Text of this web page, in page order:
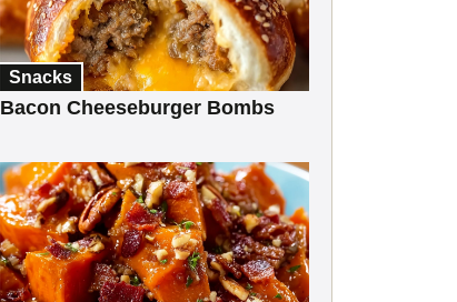
Snacks
Bacon Cheeseburger Bombs